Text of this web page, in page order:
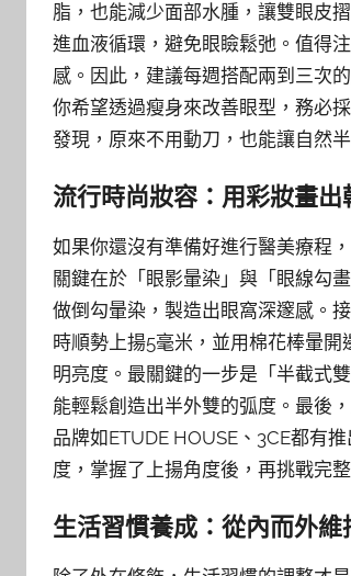
脂，也能減少面部水腫，讓雙眼皮
進血液循環，避免眼瞼鬆弛。值得
感。因此，建議每週搭配兩到三次
你希望透過瘦身來改善眼型，務必
發現，原來不用動刀，也能讓自然
流行時尚妝容：用彩妝畫出
如果你還沒有準備好進行醫美療程
關鍵在於「眼影暈染」與「眼線勾
做倒勾暈染，製造出眼窩深邃感。
時順勢上揚5毫米，並用棉花棒暈
明亮度。最關鍵的一步是「半截式
能輕鬆創造出半外雙的弧度。最後
品牌如ETUDE HOUSE、3CE都有
度，掌握了上揚角度後，再挑戰完
生活習慣養成：從內而外維